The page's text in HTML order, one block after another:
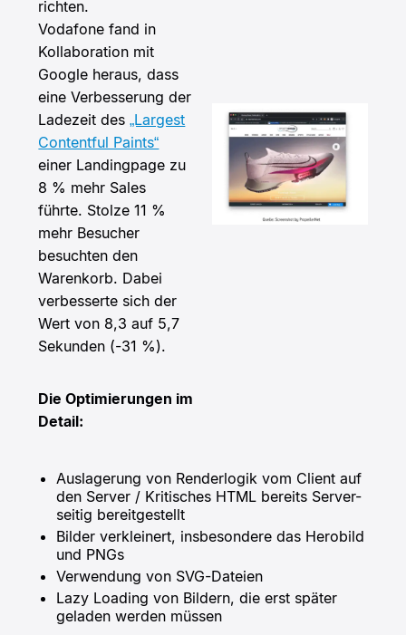
richten.
Vodafone fand in
Kollaboration mit
Google heraus, dass
eine Verbesserung der
Ladezeit des„Largest
Contentful Paints“
einer Landingpage zu
8 % mehr Sales
führte. Stolze 11 %
mehr Besucher
besuchten den
Warenkorb. Dabei
verbesserte sich der
Wert von 8,3 auf 5,7
Sekunden (-31 %).
Die Optimierungen im
Detail:
Auslagerung von Renderlogik vom Client auf
den Server / Kritisches HTML bereits Server-
seitig bereitgestellt
Bilder verkleinert, insbesondere das Herobild
und PNGs
Verwendung von SVG-Dateien
Lazy Loading von Bildern, die erst später
geladen werden müssen